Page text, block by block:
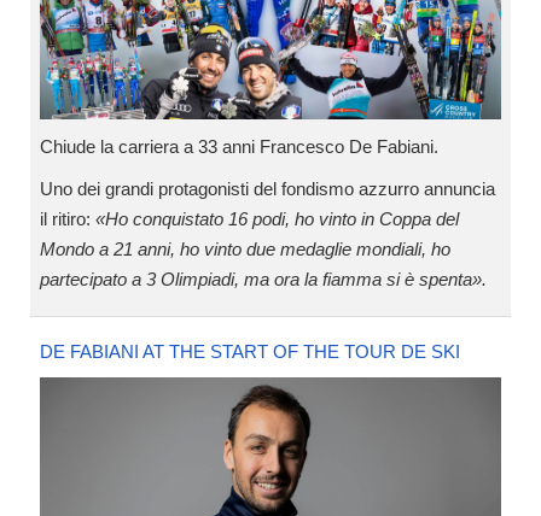
Chiude la carriera a 33 anni Francesco De Fabiani.
Uno dei grandi protagonisti del fondismo azzurro annuncia
il ritiro: «Ho conquistato 16 podi, ho vinto in Coppa del
Mondo a 21 anni, ho vinto due medaglie mondiali, ho
partecipato a 3 Olimpiadi, ma ora la fiamma si è spenta».
DE FABIANI AT THE START OF THE TOUR DE SKI